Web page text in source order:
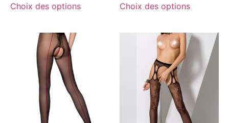
Choix des options Choix des options